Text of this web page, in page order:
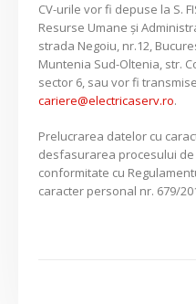
CV-urile vor fi depuse la S.
Resurse Umane și
strada Negoiu, nr.12,
Muntenia Sud-Oltenia, str.
sector 6, sau vor fi
cariere@electricaserv.ro.
Prelucrarea datelor cu
desfasurarea procesului
conformitate cu
caracter personal nr. 679/